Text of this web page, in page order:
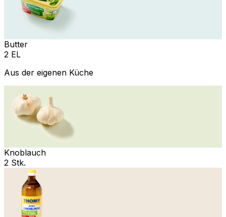
Butter
2 EL
Aus der eigenen Küche
Knoblauch
2 Stk.